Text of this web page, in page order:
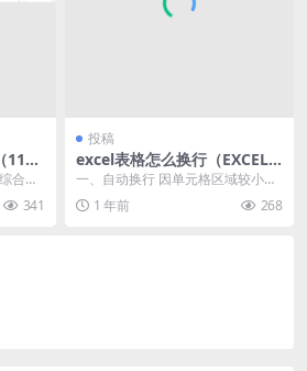
11个
合类
优
341
投稿
excel表格怎么换行（EXCEL
三种换行技巧）
一、自动换行 因单元格区域较小，
如果单元格中输入过多文字就会造
成内容显示不完整，...
1 年前 268